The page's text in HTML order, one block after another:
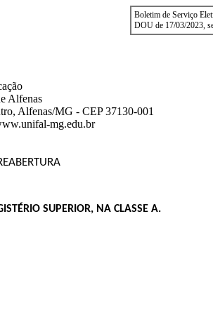
Boletim de Serviço
DOU de 17/03/2023,
Alfenas
, Alfenas/MG - CEP 37130-001
mg.edu.br
SUPERIOR, NA CLASSE A.